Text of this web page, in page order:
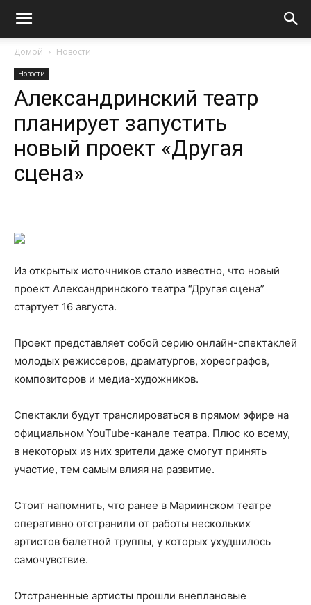
Домой Новости
Новости
Александринский театр
планирует запустить
новый проект «Другая
сцена»
Из открытых источников стало известно, что новый
проект Александринского театра “Другая сцена”
стартует 16 августа.
Проект представляет собой серию онлайн-спектаклей
молодых режиссеров, драматургов, хореографов,
композиторов и медиа-художников.
Спектакли будут транслироваться в прямом эфире на
официальном YouTube-канале театра. Плюс ко всему,
в некоторых из них зрители даже смогут принять
участие, тем самым влияя на развитие.
Стоит напомнить, что ранее в Мариинском театре
оперативно отстранили от работы нескольких
артистов балетной труппы, у которых ухудшилось
самочувствие.
Отстраненные артисты прошли внеплановые